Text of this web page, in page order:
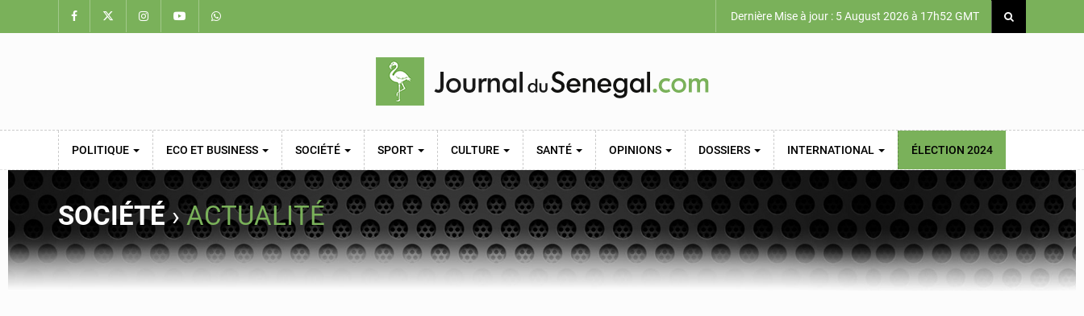
Dernière Mise à jour : 5 August 2026 à 17h52 GMT
POLITIQUE ECO ET BUSINESS SOCIÉTÉ SPORT CULTURE SANTÉ OPINIONS DOSSIERS INTERNATIONAL ÉLECTION 2024
SOCIÉTÉ›ACTUALITÉ